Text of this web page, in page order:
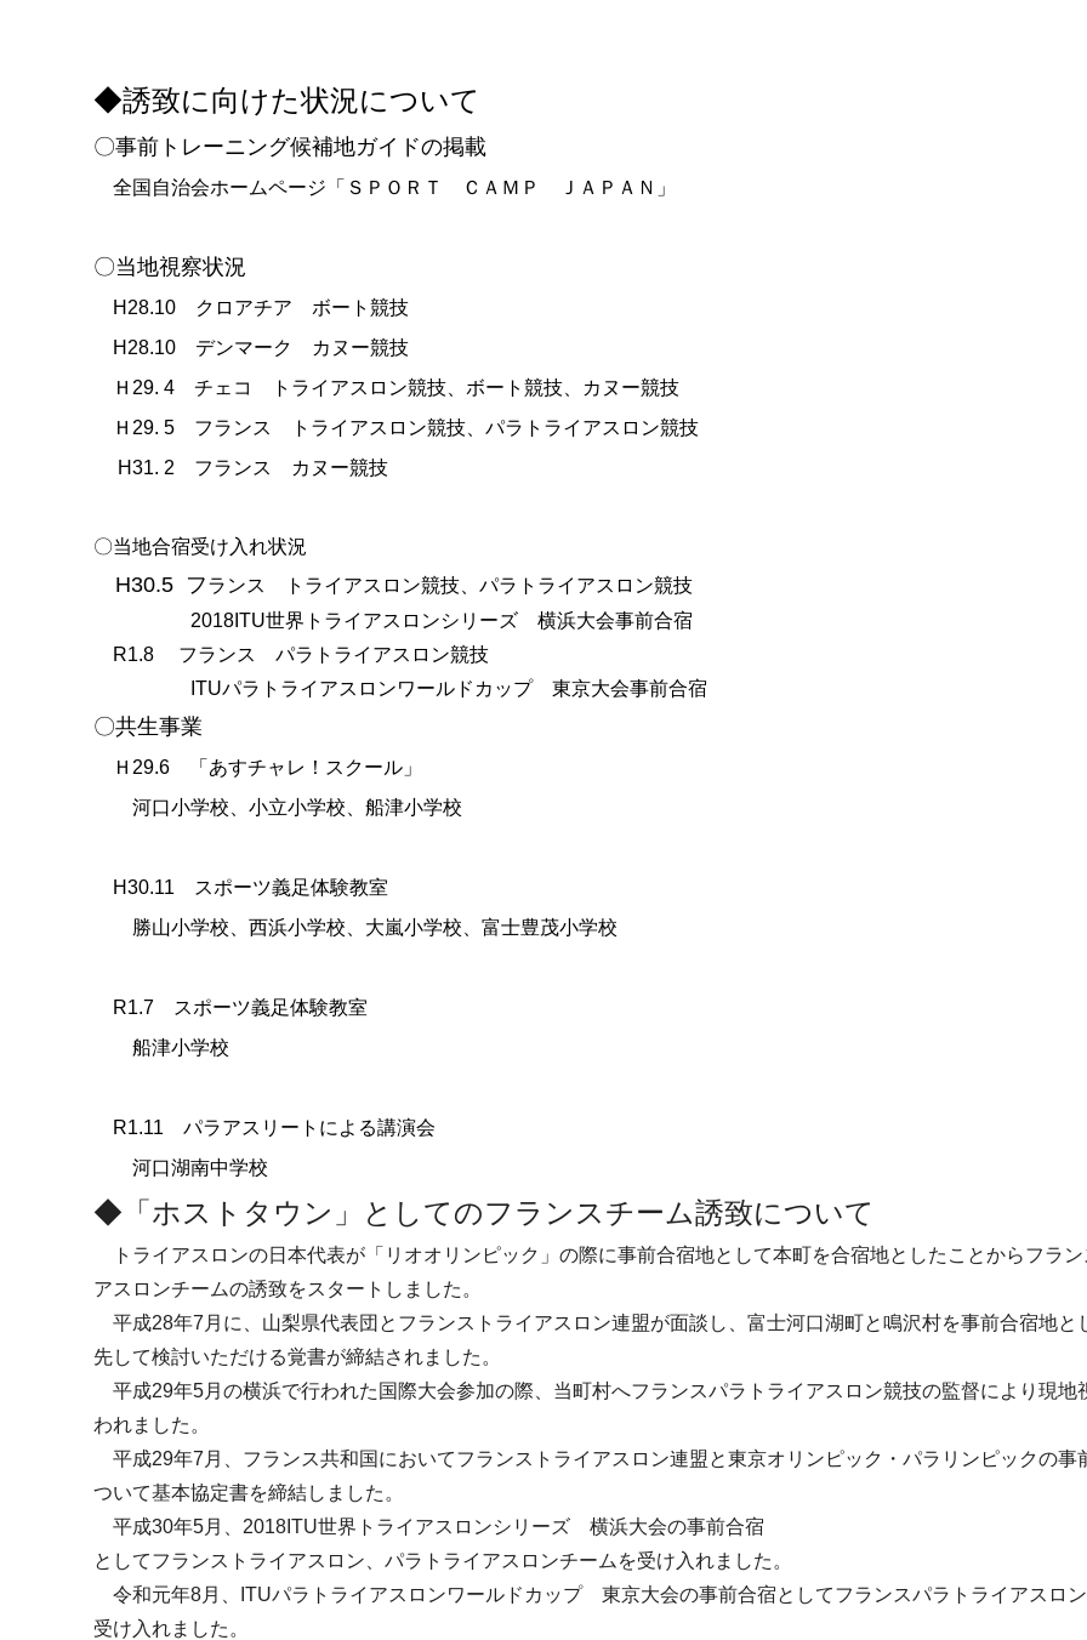
◆誘致に向けた状況について
〇事前トレーニング候補地ガイドの掲載
全国自治会ホームページ「ＳＰＯＲＴ ＣＡＭＰ ＪＡＰＡＮ」
〇当地視察状況
H28.10 クロアチア ボート競技
H28.10 デンマーク カヌー競技
Ｈ 29. 4 チェコ トライアスロン競技、ボート競技、カヌー競技
Ｈ 29. 5 フランス トライアスロン競技、パラトライアスロン競技
H31. 2 フランス カヌー競技
〇当地合宿受け入れ状況
H30.5 フランス トライアスロン競技、パラトライアスロン競技
2018ITU世界トライアスロンシリーズ 横浜大会事前合宿
R1.8 フランス パラトライアスロン競技
ITUパラトライアスロンワールドカップ 東京大会事前合宿
〇共生事業
Ｈ 29.6 「あすチャレ！スクール」
河口小学校、小立小学校、船津小学校
H30.11 スポーツ義足体験教室
勝山小学校、西浜小学校、大嵐小学校、富士豊茂小学校
R1.7 スポーツ義足体験教室
船津小学校
R1.11 パラアスリートによる講演会
河口湖南中学校
◆「ホストタウン」としてのフランスチーム誘致について
トライアスロンの日本代表が「リオオリンピック」の際に事前合宿地として本町を合宿地としたことからフラ
アスロンチームの誘致をスタートしました。
平成28年7 月に、山梨県代表団とフランストライアスロン連盟が面談し、富士河口湖町と鳴沢村を事前合宿地と
先して検討いただける覚書が締結されました。
平成29年5月の横浜で行われた国際大会参加の際、当町村へフランスパラトライアスロン競技の監督により現地
われました。
平成29年7 月、フランス共和国においてフランストライアスロン連盟と東京オリンピック・パラリンピックの事
ついて基本協定書を締結しました。
平成30年5月、2018ITU世界トライアスロンシリーズ 横浜大会の事前合宿
としてフランストライアスロン、パラトライアスロンチームを受け入れました。
令和元年8月、ITUパラトライアスロンワールドカップ 東京大会の事前合宿としてフランスパラトライアスロ
受け入れました。